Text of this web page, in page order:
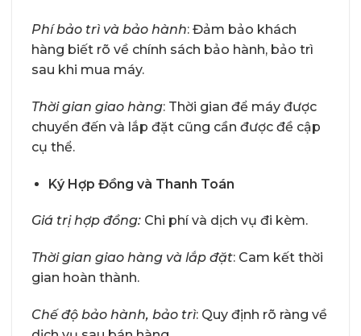
Phí bảo trì và bảo hành: Đảm bảo khách
hàng biết rõ về chính sách bảo hành, bảo trì
sau khi mua máy.
Thời gian giao hàng: Thời gian để máy được
chuyển đến và lắp đặt cũng cần được đề cập
cụ thể.
Ký Hợp Đồng và Thanh Toán
Giá trị hợp đồng: Chi phí và dịch vụ đi kèm.
Thời gian giao hàng và lắp đặt: Cam kết thời
gian hoàn thành.
Chế độ bảo hành, bảo trì: Quy định rõ ràng về